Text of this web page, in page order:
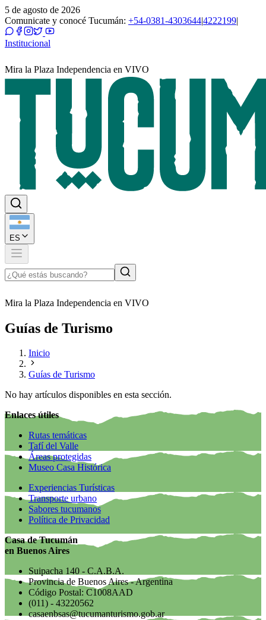
5 de agosto de 2026
Comunicate y conocé Tucumán: +54-0381-4303644|4222199|
Institucional
Mira la Plaza Independencia en VIVO
ES
Mira la Plaza Independencia en VIVO
Guías de Turismo
Inicio
Guías de Turismo
No hay artículos disponibles en esta sección.
Enlaces útiles
Rutas temáticas
Tafí del Valle
Áreas protegidas
Museo Casa Histórica
Experiencias Turísticas
Transporte urbano
Sabores tucumanos
Política de Privacidad
Casa de Tucumán
en Buenos Aires
Suipacha 140 - C.A.B.A.
Provincia de Buenos Aires - Argentina
Código Postal: C1008AAD
(011) - 43220562
casaenbsas@tucumanturismo.gob.ar